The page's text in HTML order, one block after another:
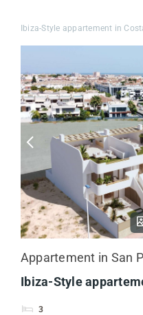
Ibiza-Style appartement in
Appartement in San
Ibiza-Style
3